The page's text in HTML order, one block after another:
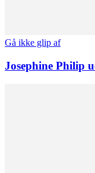
Gå ikke glip af
Josephine Philip